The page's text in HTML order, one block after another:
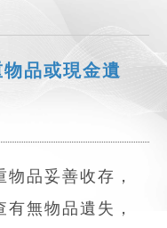
品或現金遺
品妥善收存，
無物品遺失，